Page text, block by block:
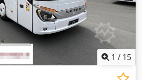
1 / 15